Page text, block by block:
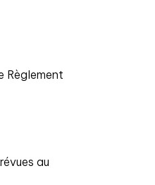
Règlement
au